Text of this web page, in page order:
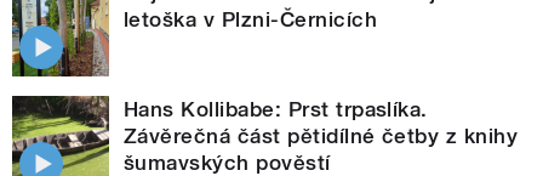
letoška v Plzni-Černicích
Hans Kollibabe: Prst trpaslíka.
Závěrečná část pětidílné četby z knihy
šumavských pověstí